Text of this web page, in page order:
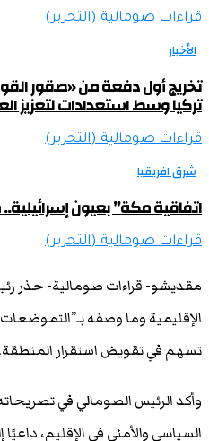
قراءات صومالية (التحرير)
الأخبار
تخريج أول دفعة من «صقور
تركيا وسط استعدادات لتعزيز
قراءات صومالية (التحرير)
شرق افريقيا
اتفاقية مكة” بعيون إسرائيلية..
قراءات صومالية (التحرير)
مقديشو- قراءات صومالية- حذر
الإقليمية وما وصفه
تسهم في تقويض استقرار المنطقة.
وأكد الرئيس الصومالي في
السياسي والأمني في الإقليم،